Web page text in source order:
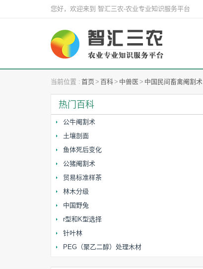
您好，欢迎来到 智汇三农-农业专业知识服务平台
当前位置 : 首页 > 百科> 中兽医 > 中国民间畜禽阉割术
热门百科
公牛阉割术
土壤剖面
鱼体死后变化
公猪阉割术
贸易标准样茶
林木分级
中国野兔
r型和K型选择
针叶林
PEG（聚乙二醇）处理木材